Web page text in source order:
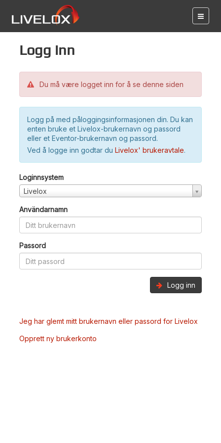
Logg inn
Du må være logget inn for å se denne siden
Logg på med påloggingsinformasjonen din. Du kan
enten bruke et Livelox-brukernavn og passord
eller et Eventor-brukernavn og passord.
Ved å logge inn godtar du Livelox' brukeravtale.
Loginnsystem
Livelox
Användarnamn
Passord
Logg inn
Jeg har glemt mitt brukernavn eller passord for Livelox
Opprett ny brukerkonto